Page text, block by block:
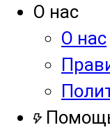
О нас
О нас